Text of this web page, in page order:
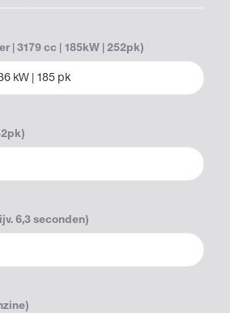
| 3179 cc | 185kW | 252pk)
kW | 185 pk
6,3 seconden)